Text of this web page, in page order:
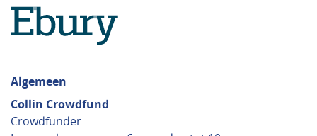
Algemeen
Collin Crowdfund
Crowdfunder